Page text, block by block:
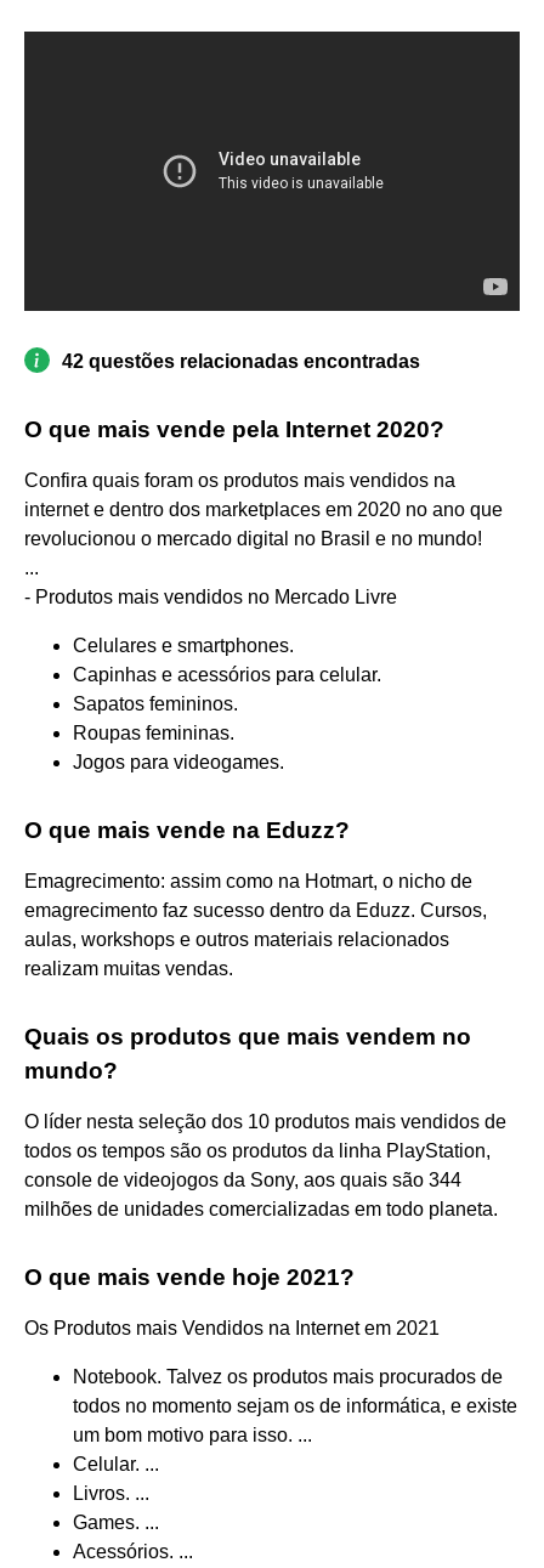
42 questões relacionadas encontradas
O que mais vende pela Internet 2020?
Confira quais foram os produtos mais vendidos na
internet e dentro dos marketplaces em 2020 no ano que
revolucionou o mercado digital no Brasil e no mundo!
...
- Produtos mais vendidos no Mercado Livre
Celulares e smartphones.
Capinhas e acessórios para celular.
Sapatos femininos.
Roupas femininas.
Jogos para videogames.
O que mais vende na Eduzz?
Emagrecimento: assim como na Hotmart, o nicho de
emagrecimento faz sucesso dentro da Eduzz. Cursos,
aulas, workshops e outros materiais relacionados
realizam muitas vendas.
Quais os produtos que mais vendem no
mundo?
O líder nesta seleção dos 10 produtos mais vendidos de
todos os tempos são os produtos da linha PlayStation,
console de videojogos da Sony, aos quais são 344
milhões de unidades comercializadas em todo planeta.
O que mais vende hoje 2021?
Os Produtos mais Vendidos na Internet em 2021
Notebook. Talvez os produtos mais procurados de
todos no momento sejam os de informática, e existe
um bom motivo para isso. ...
Celular. ...
Livros. ...
Games. ...
Acessórios. ...